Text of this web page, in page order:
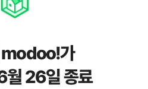
modoo!가
26일 종료